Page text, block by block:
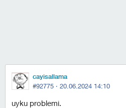
cayisallama
#92775 · 20.06.2024 14:10
uyku problemi.